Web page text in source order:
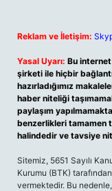
Reklam ve İletişim:
Yasal Uyarı: Bu
şirketi ile hiçbir
hazırladığımız
haber niteliği
paylaşım
benzerlikleri tamamen
halindedir ve tavsiye
Sitemiz, 5651 Sayılı
Kurumu (BTK)
vermektedir. Bu